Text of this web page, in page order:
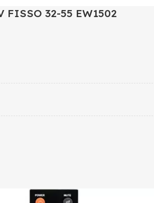
FISSO 32-55 EW1502